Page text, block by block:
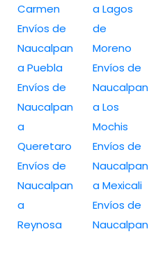
Carmen
Envíos de
Naucalpan
a Puebla
Envíos de
Naucalpan
a
Queretaro
Envíos de
Naucalpan
a
Reynosa
a Lagos
de
Moreno
Envíos de
Naucalpan
a Los
Mochis
Envíos de
Naucalpan
a Mexicali
Envíos de
Naucalpan